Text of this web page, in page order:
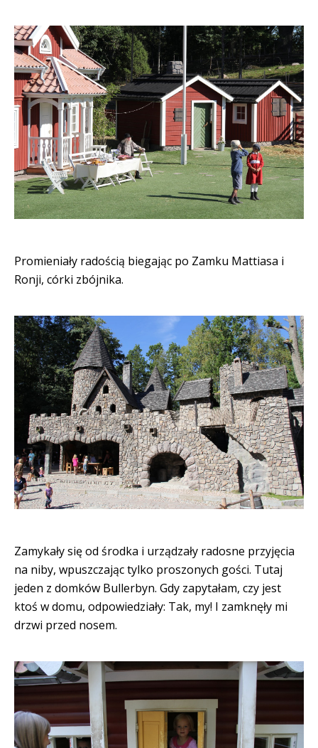
Promieniały radością biegając po Zamku Mattiasa i
Ronji, córki zbójnika.
Zamykały się od środka i urządzały radosne przyjęcia
na niby, wpuszczając tylko proszonych gości. Tutaj
jeden z domków Bullerbyn. Gdy zapytałam, czy jest
ktoś w domu, odpowiedziały: Tak, my! I zamknęły mi
drzwi przed nosem.